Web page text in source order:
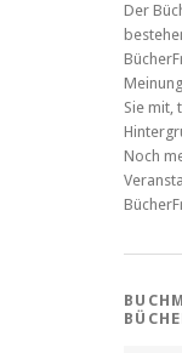
Der
Sie mit,
Noch